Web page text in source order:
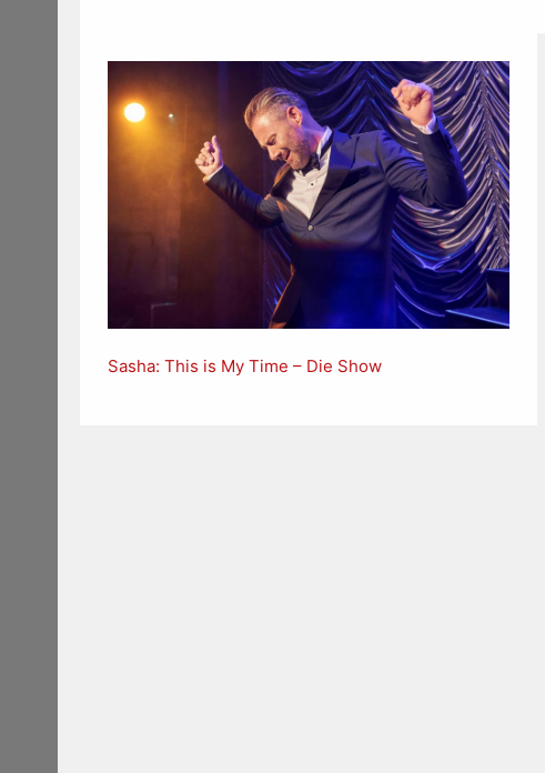
Sasha: This is My Time – Die Show